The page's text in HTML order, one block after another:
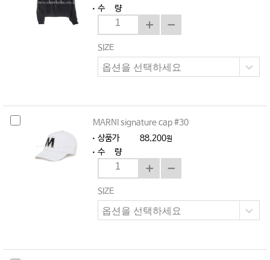
수 량
SIZE
MARNI signature cap #30
상품가
88,200원
수 량
SIZE